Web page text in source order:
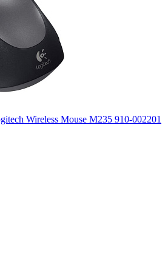
Wireless Mouse M235 910-002201